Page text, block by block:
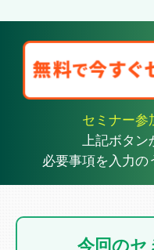
セミナー参
上記ボタン
必要事項を入力の
今回のセ